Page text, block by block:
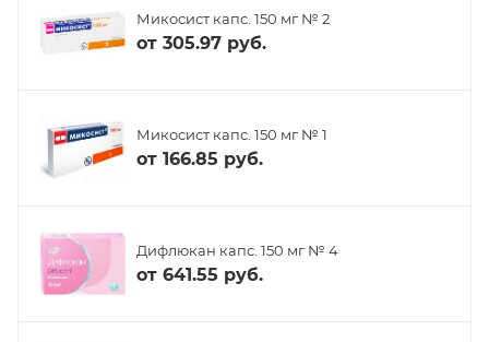
Микосист капс. 150 мг № 2
от 305.97 руб.
Микосист капс. 150 мг № 1
от 166.85 руб.
Дифлюкан капс. 150 мг № 4
от 641.55 руб.